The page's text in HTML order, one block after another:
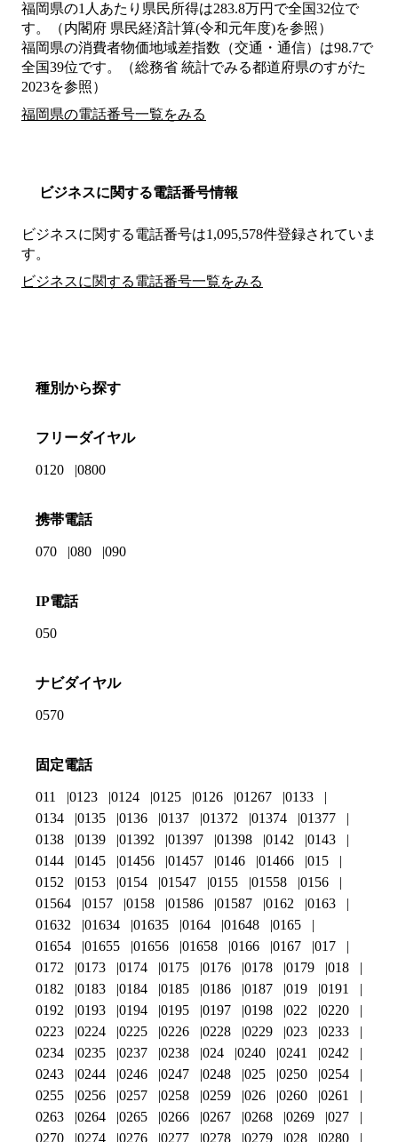
福岡県の1人あたり県民所得は283.8万円で全国32位で
す。（内閣府 県民経済計算(令和元年度)を参照）
福岡県の消費者物価地域差指数（交通・通信）は98.7で
全国39位です。（総務省 統計でみる都道府県のすがた
2023を参照）
福岡県の電話番号一覧をみる
ビジネスに関する電話番号情報
ビジネスに関する電話番号は1,095,578件登録されていま
す。
ビジネスに関する電話番号一覧をみる
種別から探す
フリーダイヤル
0120 0800
携帯電話
070 080 090
IP電話
050
ナビダイヤル
0570
固定電話
011 0123 0124 0125 0126 01267
0133
0134
0135 0136 0137 01372 01374
01377
0138
0139 01392 01397 01398 0142
0143
0144
0145 01456 01457 0146 01466
015
0152
0153 0154 01547 0155 01558
0156
01564
0157 0158 01586 01587 0162
0163
01632
01634 01635 0164 01648
0165
01654
01655 01656 01658 0166 0167
017
0172
0173 0174 0175 0176 0178 0179
018
0182
0183 0184 0185 0186 0187 019
0191
0192
0193 0194 0195 0197 0198 022
0220
0223
0224 0225 0226 0228 0229 023
0233
0234
0235 0237 0238 024 0240 0241
0242
0243
0244 0246 0247 0248 025 0250
0254
0255
0256 0257 0258 0259 026 0260
0261
0263
0264 0265 0266 0267 0268 0269
027
0270
0274 0276 0277 0278 0279 028 0280